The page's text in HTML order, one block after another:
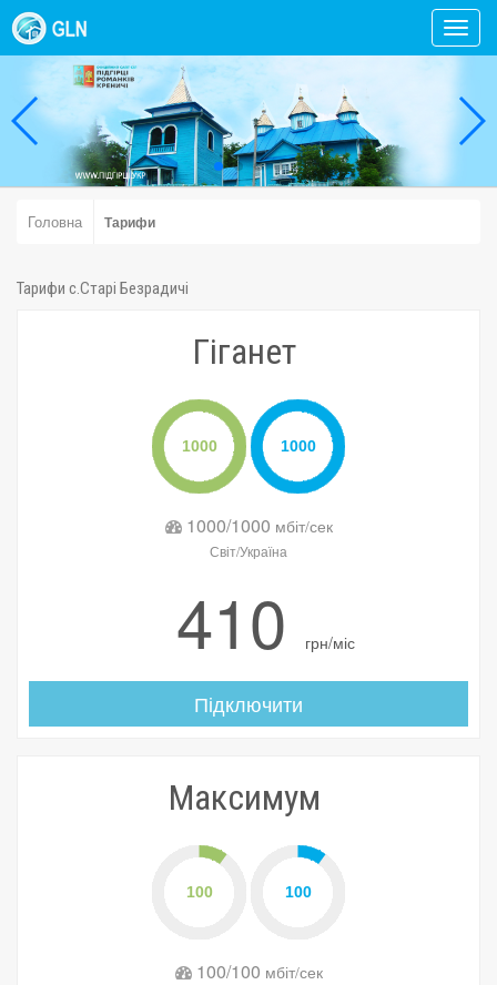
Головна Тарифи
Тарифи c.Старі Безрадичі
Гіганет
1000/1000 мбіт/сек
Світ/Україна
410 грн/міс
Підключити
Максимум
100/100 мбіт/сек